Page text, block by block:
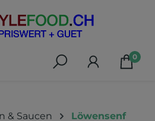
0
& Saucen Löwensenf